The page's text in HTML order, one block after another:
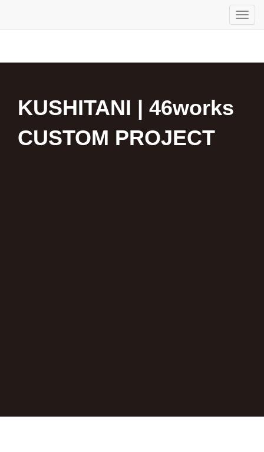
KUSHITANI | 46works
CUSTOM PROJECT